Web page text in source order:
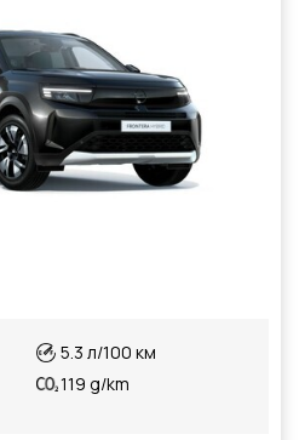
5.3 л/100 км
119 g/km